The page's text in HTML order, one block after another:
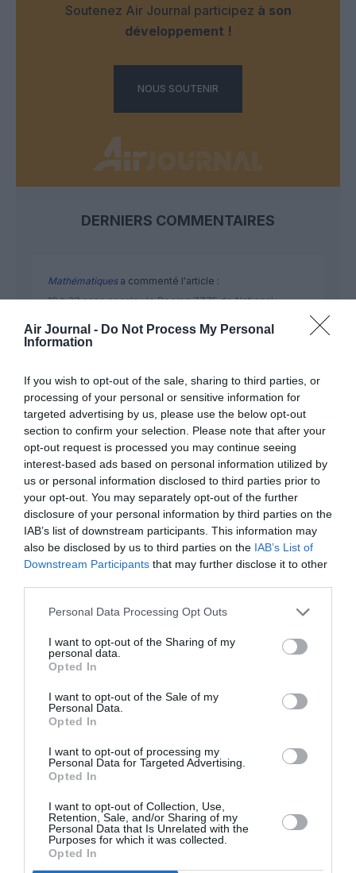
Air Journal - Do Not Process My Personal
Information
If you wish to opt-out of the sale, sharing to third parties, or
processing of your personal or sensitive information for
targeted advertising by us, please use the below opt-out
section to confirm your selection. Please note that after your
opt-out request is processed you may continue seeing
interest-based ads based on personal information utilized by
us or personal information disclosed to third parties prior to
your opt-out. You may separately opt-out of the further
disclosure of your personal information by third parties on the
IAB’s list of downstream participants. This information may
also be disclosed by us to third parties on the IAB’s List of
Downstream Participants that may further disclose it to other
Personal Data Processing Opt Outs
I want to opt-out of the Sharing of my
personal data.
Opted In
I want to opt-out of the Sale of my
Personal Data.
Opted In
I want to opt-out of processing my
Personal Data for Targeted Advertising.
Opted In
I want to opt-out of Collection, Use,
Retention, Sale, and/or Sharing of my
Personal Data that Is Unrelated with the
Purposes for which it was collected.
Opted In
Soutenez Air Journal participez à son
développement !
NOUS SOUTENIR
DERNIERS COMMENTAIRES
Mathématiquesa commenté l'article :
19 h 23 sans escale : le Boeing 777F de National
Badissi novembria commenté l'article :
Nice–Corse : ces vols électriques qui se profilent à
l’horizon 2030
ABONNEMENT
PUBLICITÉ
PSEUDONYME
COMMENTAIRE
CONSULTÉS DU MOIS